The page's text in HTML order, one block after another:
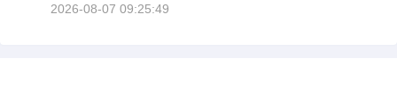
2026-08-07 09:25:49